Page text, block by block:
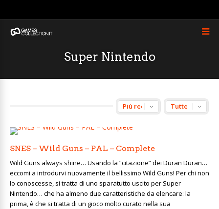
Super Nintendo
SNES – Wild Guns – PAL – Complete
Wild Guns always shine… Usando la “citazione” dei Duran Duran…
eccomi a introdurvi nuovamente il bellissimo Wild Guns! Per chi non
lo conoscesse, si tratta di uno sparatutto uscito per Super
Nintendo… che ha almeno due caratteristiche da elencare: la
prima, è che si tratta di un gioco molto curato nella sua